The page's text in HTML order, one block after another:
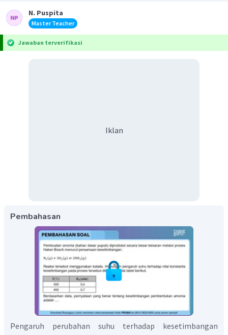
N. Puspita
Master Teacher
Jawaban terverifikasi
Iklan
Pembahasan
Pengaruh perubahan suhu terhadap kesetimbangan